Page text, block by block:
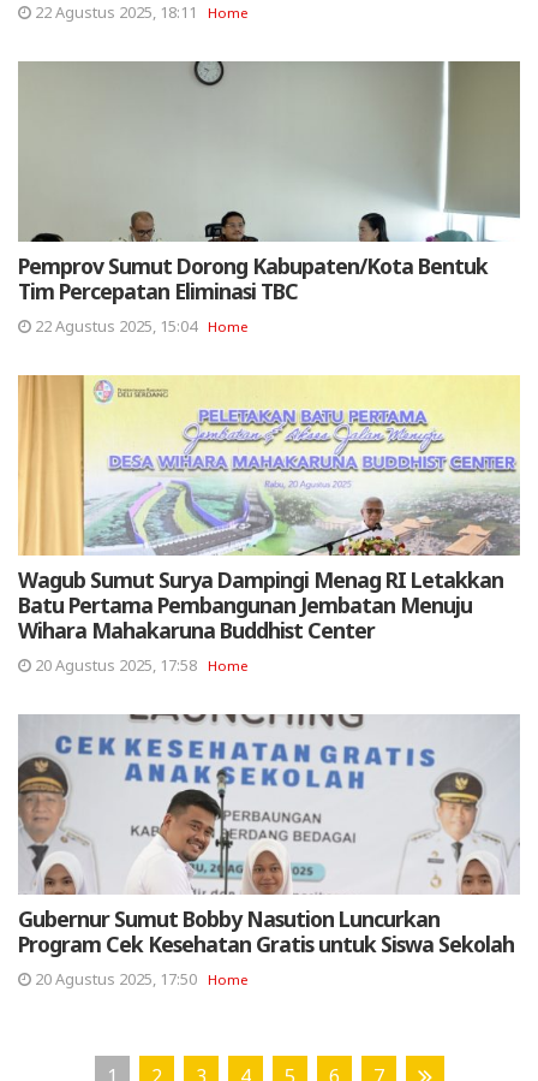
22 Agustus 2025, 18:11 Home
Pemprov Sumut Dorong Kabupaten/Kota Bentuk
Tim Percepatan Eliminasi TBC
22 Agustus 2025, 15:04 Home
Wagub Sumut Surya Dampingi Menag RI Letakkan
Batu Pertama Pembangunan Jembatan Menuju
Wihara Mahakaruna Buddhist Center
20 Agustus 2025, 17:58 Home
Gubernur Sumut Bobby Nasution Luncurkan
Program Cek Kesehatan Gratis untuk Siswa Sekolah
20 Agustus 2025, 17:50 Home